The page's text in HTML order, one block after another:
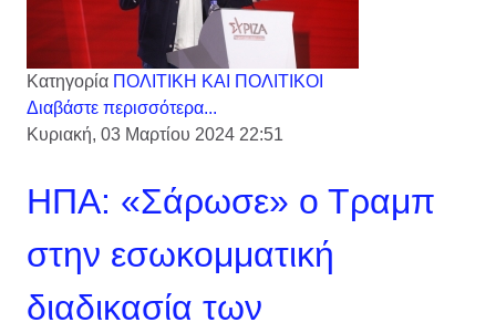
Κατηγορία ΠΟΛΙΤΙΚΗ ΚΑΙ ΠΟΛΙΤΙΚΟΙ
Διαβάστε περισσότερα...
Κυριακή, 03 Μαρτίου 2024 22:51
ΗΠΑ: «Σάρωσε» ο Τραμπ
στην εσωκομματική
διαδικασία των